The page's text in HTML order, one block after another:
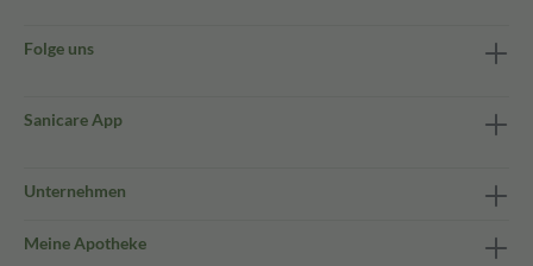
Folge uns
Sanicare App
Unternehmen
Meine Apotheke